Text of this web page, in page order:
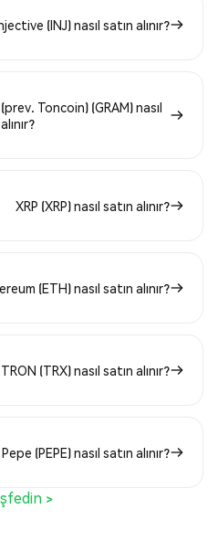
(INJ) nasıl satın alınır?
Toncoin) (GRAM) nasıl
XRP (XRP) nasıl satın alınır?
(ETH) nasıl satın alınır?
TRON (TRX) nasıl satın alınır?
Pepe (PEPE) nasıl satın alınır?
>